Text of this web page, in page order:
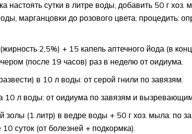
настоять сутки в литре воды, добавить 50 г хоз.
марганцовки до розового цвета; процедить:
2,5%) + 15 капель аптечного йода (в
(после 19 часов) раз в неделю от оидиума.
в 10 л воды: от серой гнили по завязям.
10 л воды: от оидиума по завязям и
золы (1 литр) в ведре воды + 50 г хоз. мыла: по
суток (от болезней + подкормка).